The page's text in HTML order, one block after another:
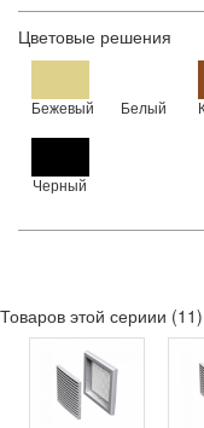
Цветовые решения
Бежевый Белый
Черный
Товаров этой сериии (11)